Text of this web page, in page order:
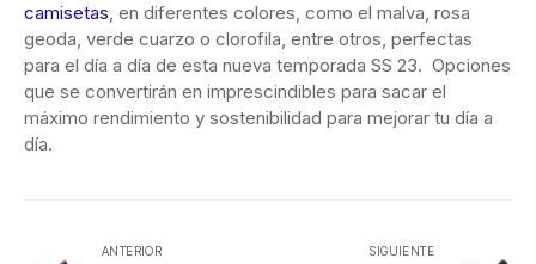
camisetas, en diferentes colores, como el malva, rosa
geoda, verde cuarzo o clorofila, entre otros, perfectas
para el día a día de esta nueva temporada SS 23. Opciones
que se convertirán en imprescindibles para sacar el
máximo rendimiento y sostenibilidad para mejorar tu día a
día.
ANTERIOR SIGUIENTE